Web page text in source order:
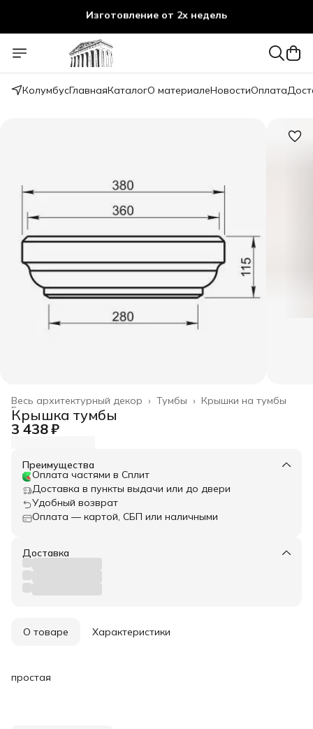
КолумбусГлавнаяКаталогО материалеНовостиОплата
Крышки на тумбы
Тумбы ›
Весь архитектурный декор ›
Главная ›
Крышка тумбы
3 438 ₽
Преимущества
Оплата частями в Сплит
Доставка в пункты выдачи или до двери
Удобный возврат
Оплата — картой, СБП или наличными
Доставка
О товаре Характеристики
простая